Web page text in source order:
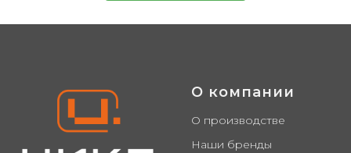
О компании
О производстве
Наши бренды